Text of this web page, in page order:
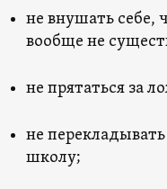
не внушать себе,
вообще не
не прятаться за
не
школу;